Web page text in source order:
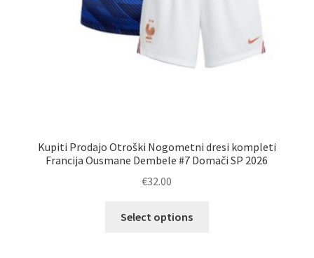
Kupiti Prodajo Otroški Nogometni dresi kompleti
Francija Ousmane Dembele #7 Domači SP 2026
€32.00
Select options